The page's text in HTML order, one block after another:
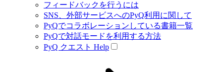
フィードバックを行うには
SNS、外部サービスへのPyQ利用に関して
PyQでコラボレーションしている書籍一覧
PyQで対話モードを利用する方法
PyQ クエスト Help